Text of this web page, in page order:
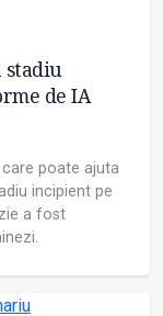
stadiu
de IA
poate ajuta
incipient pe
a fost